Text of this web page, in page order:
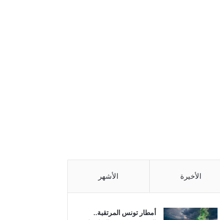
الأخيرة الأشهر
أمطار تونس المرتقبة..